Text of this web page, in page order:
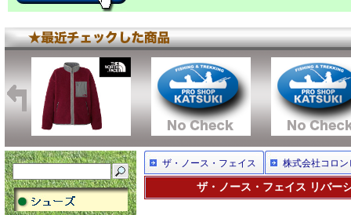
ザ・ノース・フェイス 株式会社コロン
ザ・ノース・フェイス リバー